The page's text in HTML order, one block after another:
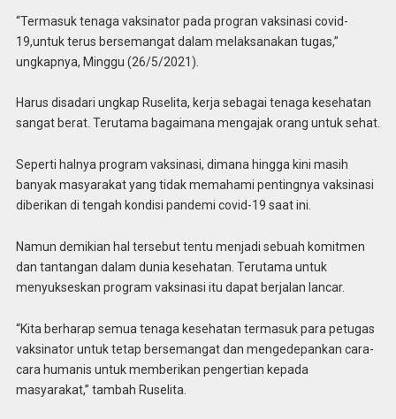
“Termasuk tenaga vaksinator pada progran vaksinasi covid-
19,untuk terus bersemangat dalam melaksanakan tugas,”
ungkapnya, Minggu (26/5/2021).
Harus disadari ungkap Ruselita, kerja sebagai tenaga kesehatan
sangat berat. Terutama bagaimana mengajak orang untuk sehat.
Seperti halnya program vaksinasi, dimana hingga kini masih
banyak masyarakat yang tidak memahami pentingnya vaksinasi
diberikan di tengah kondisi pandemi covid-19 saat ini.
Namun demikian hal tersebut tentu menjadi sebuah komitmen
dan tantangan dalam dunia kesehatan. Terutama untuk
menyukseskan program vaksinasi itu dapat berjalan lancar.
“Kita berharap semua tenaga kesehatan termasuk para petugas
vaksinator untuk tetap bersemangat dan mengedepankan cara-
cara humanis untuk memberikan pengertian kepada
masyarakat,” tambah Ruselita.